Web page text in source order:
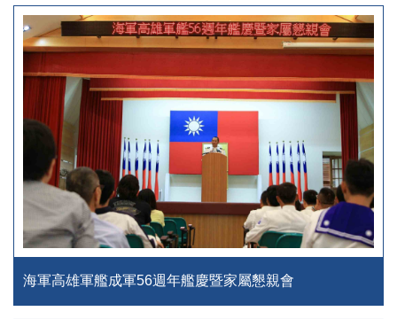
海軍高雄軍艦成軍56週年艦慶暨家屬懇親會